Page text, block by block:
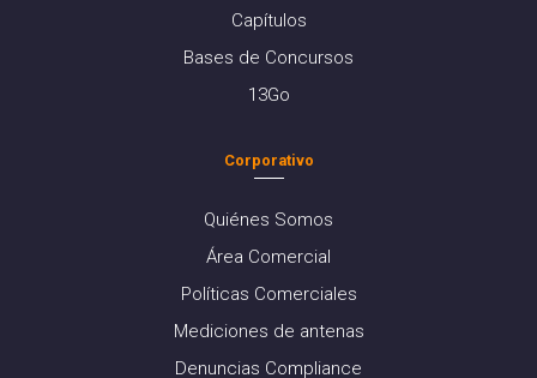
Capítulos
Bases de Concursos
13Go
Corporativo
Quiénes Somos
Área Comercial
Políticas Comerciales
Mediciones de antenas
Denuncias Compliance